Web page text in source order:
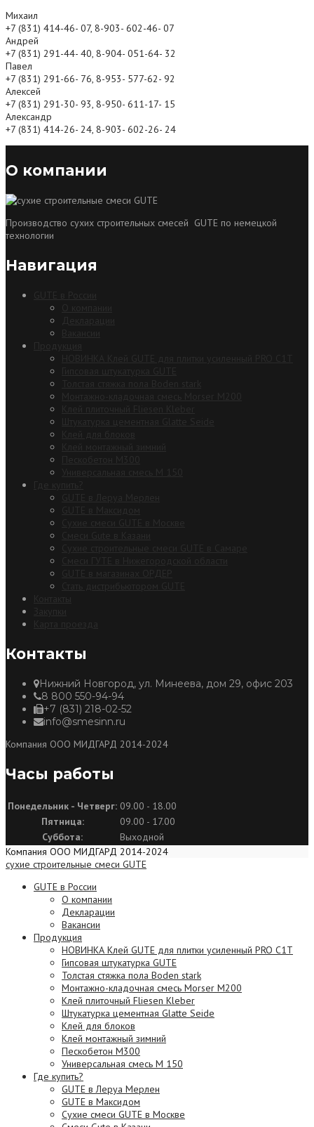
Михаил
+7 (831) 414-46- 07, 8-903- 602-46- 07
Андрей
+7 (831) 291-44- 40, 8-904- 051-64- 32
Павел
+7 (831) 291-66- 76, 8-953- 577-62- 92
Алексей
+7 (831) 291-30- 93, 8-950- 611-17- 15
Александр
+7 (831) 414-26- 24, 8-903- 602-26- 24
О компании
Производство сухих строительных смесей GUTE по немецкой
технологии
Навигация
Контакты
Нижний Новгород, ул. Минеева, дом 29, офис 203
8 800 550-94-94
+7 (831) 218-02-52
info@smesinn.ru
Компания ООО МИДГАРД 2014-2024
Часы работы
Понедельник - Четверг: 09.00 - 18.00
Пятница:
09.00 - 17.00
Суббота:
Выходной
Компания ООО МИДГАРД 2014-2024
сухие строительные смеси GUTE
GUTE в России
О компании
Декларации
Вакансии
Продукция
НОВИНКА Клей GUTE для плитки усиленный PRO C1T
Гипсовая штукатурка GUTE
Толстая стяжка пола Boden stark
Монтажно-кладочная смесь Morser М200
Клей плиточный Fliesen Kleber
Штукатурка цементная Glatte Seide
Клей для блоков
Клей монтажный зимний
Пескобетон М300
Универсальная смесь М 150
Где купить?
GUTE в Леруа Мерлен
GUTE в Максидом
Сухие смеси GUTE в Москве